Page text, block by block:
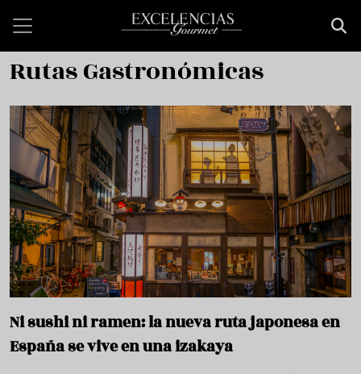
Rutas Gastronómicas
Ni sushi ni ramen: la nueva ruta japonesa en
España se vive en una izakaya